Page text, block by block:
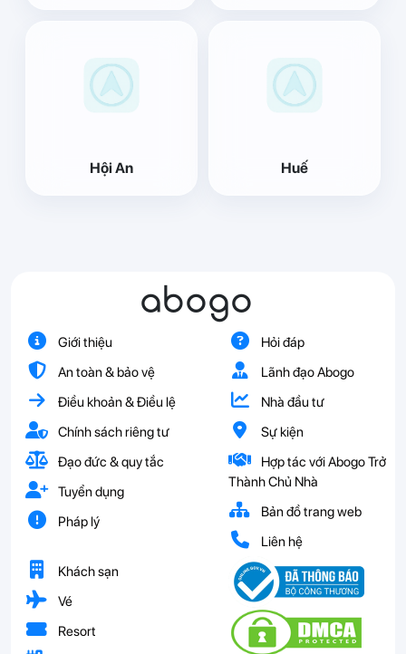
Hội An Huế
abogo
Giới thiệu
An toàn & bảo vệ
Điều khoản & Điều lệ
Chính sách riêng tư
Đạo đức & quy tắc
Tuyển dụng
Pháp lý
Hỏi đáp
Lãnh đạo Abogo
Nhà đầu tư
Sự kiện
Hợp tác với Abogo Trở
Thành Chủ Nhà
Bản đồ trang web
Liên hệ
Khách sạn
Vé
Resort